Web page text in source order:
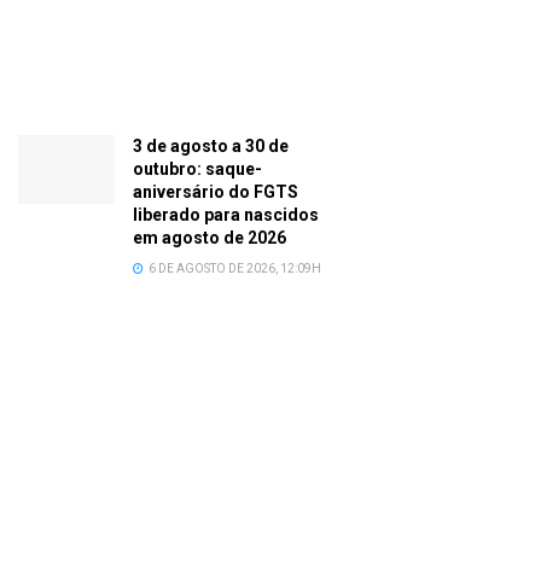
3 de agosto a 30 de
outubro: saque-
aniversário do FGTS
liberado para nascidos
em agosto de 2026
6 DE AGOSTO DE 2026, 12:09H